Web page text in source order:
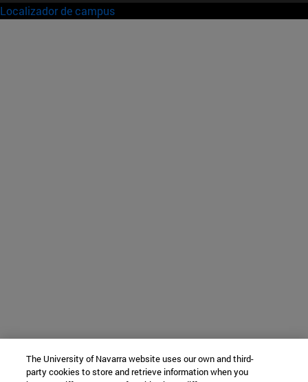
Localizador de campus
The University of Navarra website uses our own and third-
party cookies to store and retrieve information when you